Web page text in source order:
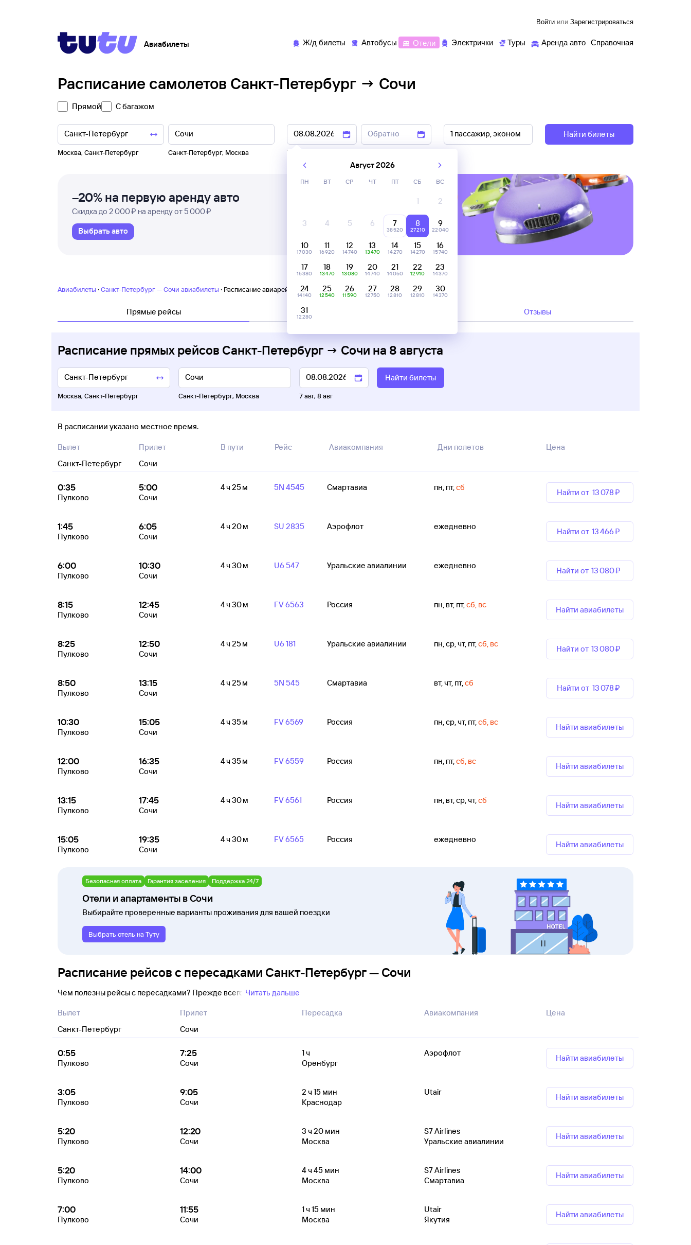
Войти или Зарегистрироваться
Авиабилеты Ж/д билеты Автобусы Отели Электрички Туры Аренда авто Справочная
Расписание самолетов Санкт-Петербург → Сочи
Прямой С багажом
Москва, Санкт-Петербург Санкт-Петербург, Москва 7 авг
Найти билеты
–20% на первую аренду авто
Скидка до 2 000 ₽ на аренду от 5 000 ₽
Выбрать авто
Авиабилеты ·Санкт-Петербург — Сочи авиабилеты · Расписание авиарейсов Санкт-Петербург — Сочи
Прямые рейсы Отзывы
Расписание прямых рейсов Санкт-Петербург → Сочи на 8 августа
Москва, Санкт-Петербург Санкт-Петербург, Москва 7 авг, 8 авг
Найти билеты
В расписании указано местное время.
Вылет
Санкт-Петербург
Прилет
Сочи
В пути Рейс Авиакомпания Дни полетов Цена
0:35
Пулково
5:00
Сочи
4 ч 25 м 5N 4545 Смартавиа пн, пт,сб
Найти от 13 ⁠078 ⁠₽
1:45
Пулково
6:05
Сочи
4 ч 20 м SU 2835 Аэрофлот ежедневно
Найти от 13 ⁠466 ⁠₽
6:00
Пулково
10:30
Сочи
4 ч 30 м U6 547 Уральские авиалинии ежедневно
Найти от 13 ⁠080 ⁠₽
8:15
Пулково
12:45
Сочи
4 ч 30 м FV 6563 Россия пн, вт, пт,сб, вс
Найти авиабилеты
8:25
Пулково
12:50
Сочи
4 ч 25 м U6 181 Уральские авиалинии пн, ср, чт, пт,сб, вс
Найти от 13 ⁠080 ⁠₽
8:50
Пулково
13:15
Сочи
4 ч 25 м 5N 545 Смартавиа вт, чт, пт,сб
Найти от 13 ⁠078 ⁠₽
10:30
Пулково
15:05
Сочи
4 ч 35 м FV 6569 Россия пн, ср, чт, пт,сб, вс
Найти авиабилеты
12:00
Пулково
16:35
Сочи
4 ч 35 м FV 6559 Россия пн, пт,сб, вс
Найти авиабилеты
13:15
Пулково
17:45
Сочи
4 ч 30 м FV 6561 Россия пн, вт, ср, чт,сб
Найти авиабилеты
15:05
Пулково
19:35
Сочи
4 ч 30 м FV 6565 Россия ежедневно
Найти авиабилеты
Безопасная оплата Гарантия заселения Поддержка 24/7
Отели и апартаменты в Сочи
Выбирайте проверенные варианты проживания для вашей поездки
Выбрать отель на Туту
Расписание рейсов с пересадками Санкт-Петербург — Сочи
Чем полезны рейсы с пересадками? Прежде всего Читать дальше
Вылет
Санкт-Петербург
Прилет
Сочи
Пересадка Авиакомпания Цена
0:55
Пулково
7:25
Сочи
1ч
Оренбург
Аэрофлот
Найти авиабилеты
3:05
Пулково
9:05
Сочи
2 ч 15 мин
Краснодар
Utair
Найти авиабилеты
5:20
Пулково
12:20
Сочи
3 ч 20 мин
Москва
S7 Airlines
Уральские авиалинии
Найти авиабилеты
5:20
Пулково
14:00
Сочи
4ч 45 мин
Москва
S7 Airlines
Смартавиа
Найти авиабилеты
7:00
Пулково
11:55
Сочи
1ч 15 мин
Москва
Utair
Якутия
Найти авиабилеты
Август 2026
ПН ВТ СР ЧТ ПТ СБ ВС
1 2
3 4 5 6 7
38 ⁠520
8
27 ⁠210
9
22 ⁠040
10
17 ⁠030
11
16 ⁠920
12
14 ⁠740
13
13 ⁠470
14
14 ⁠270
15
14 ⁠270
16
15 ⁠740
17
15 ⁠380
18
13 ⁠470
19
13 ⁠080
20
14 ⁠740
21
14 ⁠050
22
12 ⁠910
23
14 ⁠370
24
14 ⁠140
25
12 ⁠540
26
11 ⁠590
27
12 ⁠750
28
12 ⁠810
29
12 ⁠810
30
14 ⁠370
31
12 ⁠280